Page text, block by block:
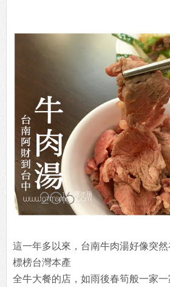
這一年多以來，台南牛肉湯好像突然
標榜台灣本產
全牛大餐的店，如雨後春筍般一家一